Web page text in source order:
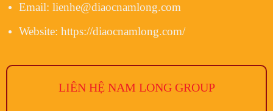
Email: lienhe@diaocnamlong.com
Website: https://diaocnamlong.com/
LIÊN HỆ NAM LONGGROUP